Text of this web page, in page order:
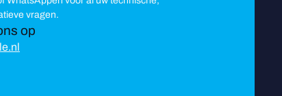
vragen.
op